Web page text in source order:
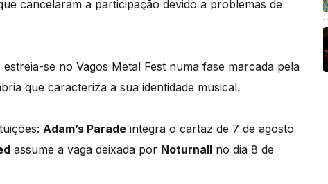
cancelaram a participação devido a problemas de
estreia-se no Vagos Metal Fest numa fase marcada pela
que caracteriza a sua identidade musical.
Adam’s Parade integra o cartaz de 7 de agosto
assume a vaga deixada por Noturnall no dia 8 de